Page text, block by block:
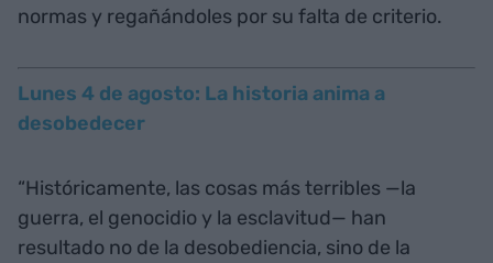
normas y regañándoles por su falta de criterio.
Lunes 4 de agosto: La historia anima a
desobedecer
“Históricamente, las cosas más terribles —la
guerra, el genocidio y la esclavitud— han
resultado no de la desobediencia, sino de la